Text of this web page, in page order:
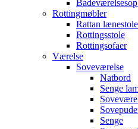
Rottingmøbler
Rattan lænestole
Rottingsstole
Rottingsofaer
Værelse
Soveværelse
Natbord
Senge
Senge